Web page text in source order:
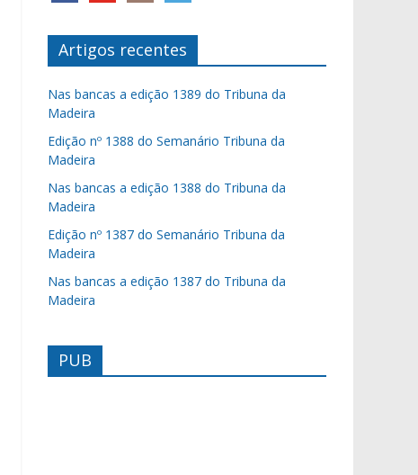
Artigos recentes
Nas bancas a edição 1389 do Tribuna da
Madeira
Edição nº 1388 do Semanário Tribuna da
Madeira
Nas bancas a edição 1388 do Tribuna da
Madeira
Edição nº 1387 do Semanário Tribuna da
Madeira
Nas bancas a edição 1387 do Tribuna da
Madeira
PUB